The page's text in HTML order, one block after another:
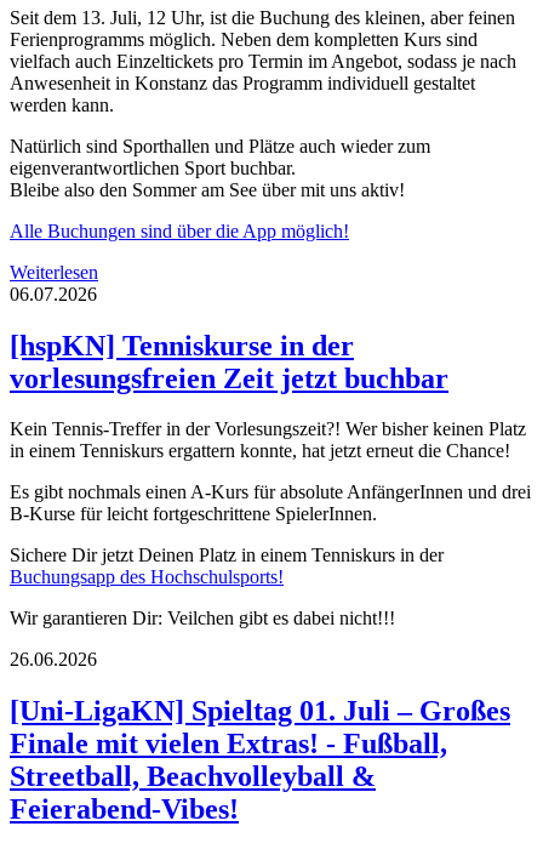
Seit dem 13. Juli, 12 Uhr, ist die Buchung des kleinen, aber feinen
Ferienprogramms möglich. Neben dem kompletten Kurs sind
vielfach auch Einzeltickets pro Termin im Angebot, sodass je nach
Anwesenheit in Konstanz das Programm individuell gestaltet
werden kann.
Natürlich sind Sporthallen und Plätze auch wieder zum
eigenverantwortlichen Sport buchbar.
Bleibe also den Sommer am See über mit uns aktiv!
Alle Buchungen sind über die App möglich!
Weiterlesen
06.07.2026
[hspKN] Tenniskurse in der
vorlesungsfreien Zeit jetzt buchbar
Kein Tennis-Treffer in der Vorlesungszeit?! Wer bisher keinen Platz
in einem Tenniskurs ergattern konnte, hat jetzt erneut die Chance!
Es gibt nochmals einen A-Kurs für absolute AnfängerInnen und drei
B-Kurse für leicht fortgeschrittene SpielerInnen.
Sichere Dir jetzt Deinen Platz in einem Tenniskurs in der
Buchungsapp des Hochschulsports!
Wir garantieren Dir: Veilchen gibt es dabei nicht!!!
26.06.2026
[Uni-LigaKN] Spieltag 01. Juli – Großes
Finale mit vielen Extras! - Fußball,
Streetball, Beachvolleyball &
Feierabend-Vibes!